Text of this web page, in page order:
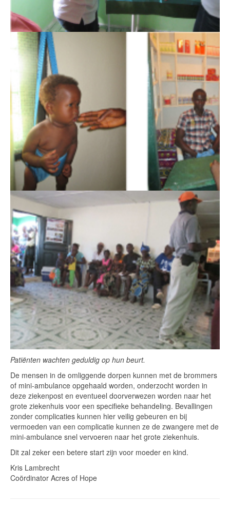
Patiënten wachten geduldig op hun beurt.
De mensen in de omliggende dorpen kunnen met de brommers
of mini-ambulance opgehaald worden, onderzocht worden in
deze ziekenpost en eventueel doorverwezen worden naar het
grote ziekenhuis voor een specifieke behandeling. Bevallingen
zonder complicaties kunnen hier veilig gebeuren en bij
vermoeden van een complicatie kunnen ze de zwangere met de
mini-ambulance snel vervoeren naar het grote ziekenhuis.
Dit zal zeker een betere start zijn voor moeder en kind.
Kris Lambrecht
Coördinator Acres of Hope